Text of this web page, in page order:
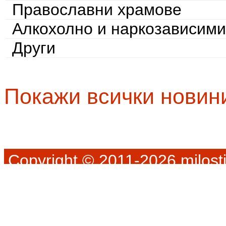
Православни храмове
Алкохолно и наркозависими
Други
Покажи всички
Copyright © 2011-2026